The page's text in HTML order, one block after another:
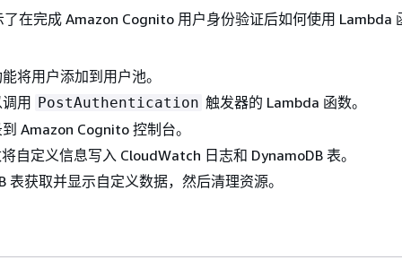
在完成 Amazon Cognito 用户身份验证后如何使用 Lambda
将用户添加到用户池。
用 PostAuthentication 触发器的 Lambda 函数。
Amazon Cognito 控制台。
自定义信息写入 CloudWatch 日志和 DynamoDB 表。
表获取并显示自定义数据，然后清理资源。